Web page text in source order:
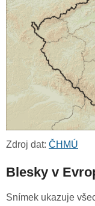
Zdroj dat: ČHMÚ
Blesky v
Snímek ukazuje